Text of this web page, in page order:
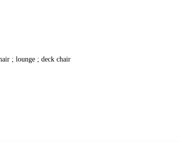
; lounge ; deck chair